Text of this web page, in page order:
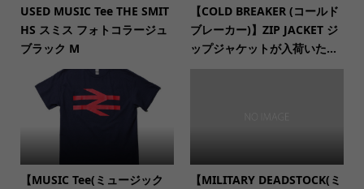
USED MUSIC Tee THE SMIT
HS スミス フォトコラージュ
ブラック M
【COLD BREAKER (コールド
ブレーカー)】ZIP JACKET ジ
ップジャケットが入荷いた...
【MUSIC Tee(ミュージック
【MILITARY DEADSTOCK(ミ